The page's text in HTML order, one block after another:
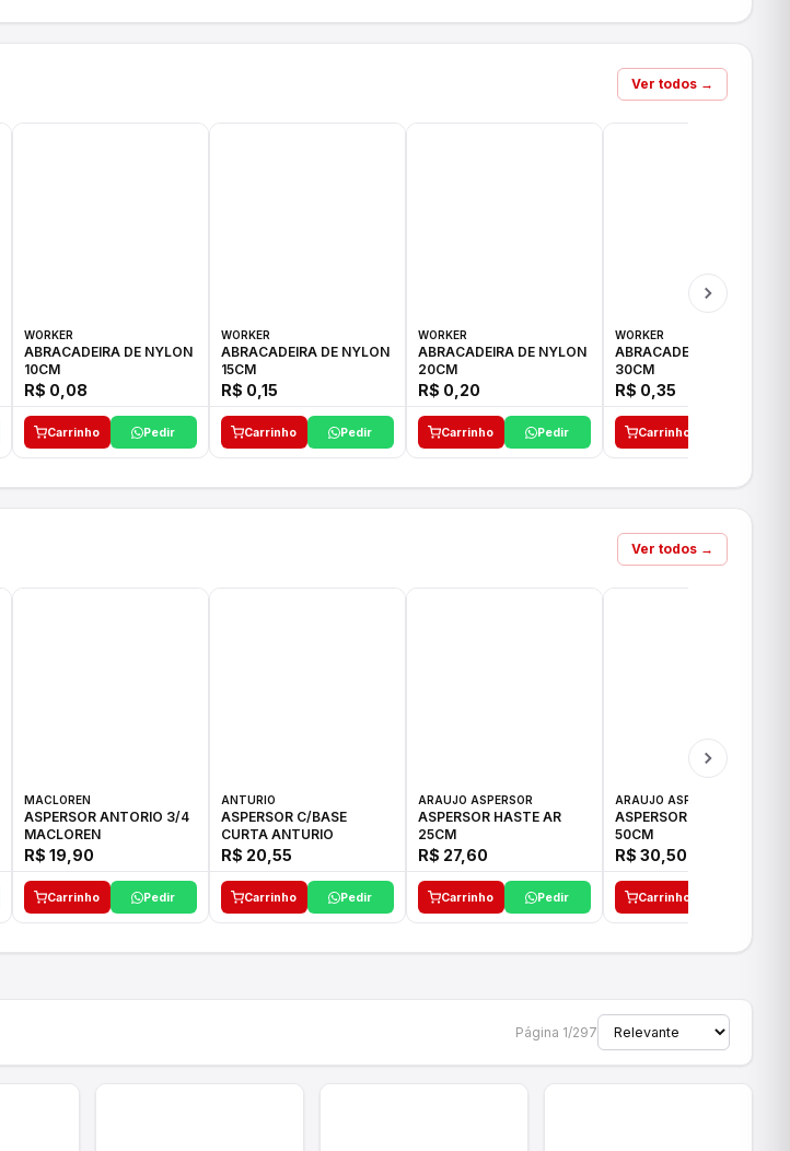
Ver todos →
WORKER
ABRACADEIRA DE NYLON
10CM
R$ 0,08
Carrinho Pedir
WORKER
ABRACADEIRA DE NYLON
15CM
R$ 0,15
Carrinho Pedir
WORKER
ABRACADEIRA DE NYLON
20CM
R$ 0,20
Carrinho Pedir
WORKER
ABRACADEIRA DE NYLON
30CM
R$ 0,35
Carrinho
Ver todos →
MACLOREN
ASPERSOR ANTORIO 3/4
MACLOREN
R$ 19,90
Carrinho Pedir
ANTURIO
ASPERSOR C/BASE
CURTA ANTURIO
R$ 20,55
Carrinho Pedir
ARAUJO ASPERSOR
ASPERSOR HASTE AR
25CM
R$ 27,60
Carrinho Pedir
ARAUJO ASPERSOR
ASPERSOR HASTE AR
50CM
R$ 30,50
Carrinho
Página 1/297